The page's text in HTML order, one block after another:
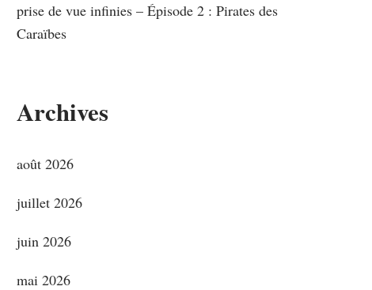
prise de vue infinies – Épisode 2 : Pirates des
Caraïbes
Archives
août 2026
juillet 2026
juin 2026
mai 2026